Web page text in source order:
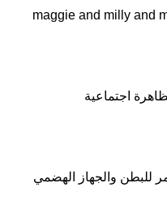
اجتماعية
للبطن والجهاز الهضمي